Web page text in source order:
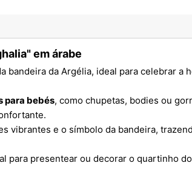
em árabe
bandeira da Argélia, ideal para celebrar a
para bebés, como chupetas, bodies ou
vibrantes e o símbolo da bandeira,
para presentear ou decorar o quartinho